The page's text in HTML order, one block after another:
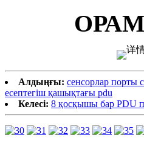
Алдыңғы: сенсорлар порты
есептегіш қашықтағы pdu
Келесі: 8 қосқышы бар PDU